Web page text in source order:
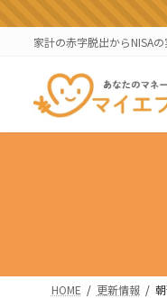
ン
ス
ビ
ン
家計の赤字脱出からNISA
HOME 更新情報